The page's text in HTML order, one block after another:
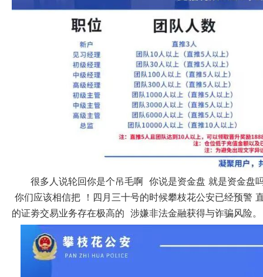
很多人说轮回你是个吊毛啊 你说是资金盘 就是资金
你们应该相信把 ！四月三十号的时候攀枝花公安已经预警
的证劵交易业务存在极高的 涉嫌非法金融获得与诈骗风险